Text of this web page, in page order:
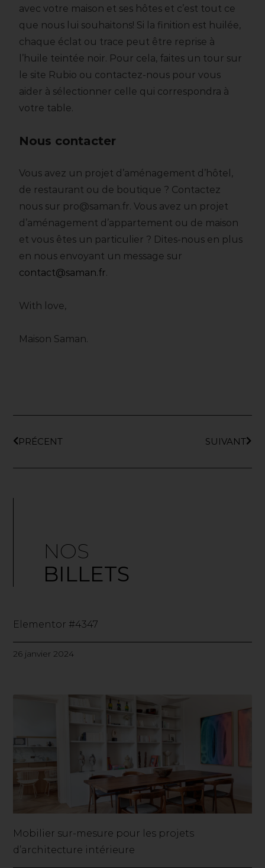
avec votre maison et ses hôtes et c’est tout ce
que nous lui souhaitons! Si la finition est huilée,
chaque éclat ou trace peut être reprise à
l’huile teintée noir. Pour cela, faites un tour sur
le site Rubio ou contactez-nous pour vous
aider à sélectionner celle qui correspondra à
votre table.
Nous contacter
Vous avez un projet d’aménagement d’hôtel,
de restaurant ou de boutique ? Contactez
nous sur pro@saman.fr. Vous avez un projet
d’aménagement d’appartement ou de maison
et vous êtes un particulier ? Dites-nous en plus
en nous envoyant un message sur
contact@saman.fr.
With love,
Maison Saman.
PRÉCENT SUIVANT
NOS
BILLETS
Elementor #4347
26 janvier 2024
Mobilier sur-mesure pour les projets
d’architecture intérieure